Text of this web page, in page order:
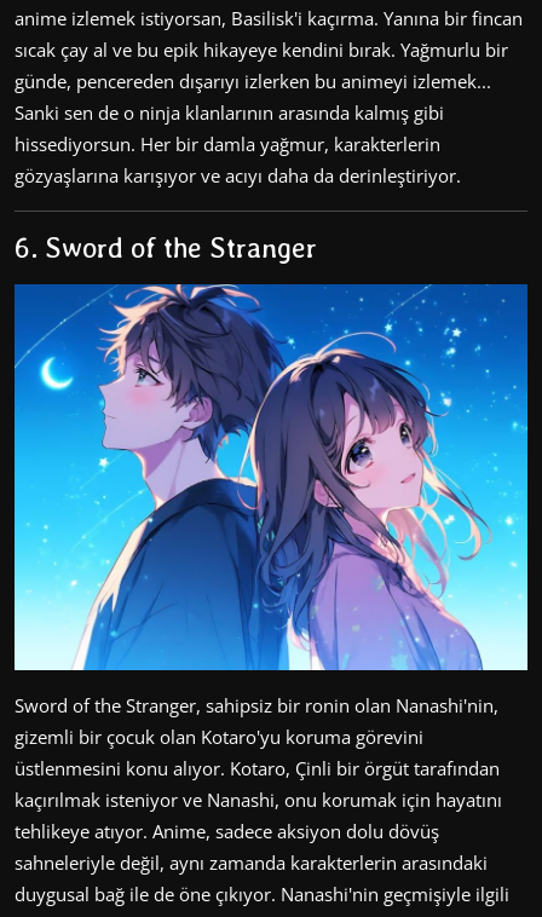
anime izlemek istiyorsan, Basilisk'i kaçırma. Yanına bir fincan
sıcak çay al ve bu epik hikayeye kendini bırak. Yağmurlu bir
günde, pencereden dışarıyı izlerken bu animeyi izlemek...
Sanki sen de o ninja klanlarının arasında kalmış gibi
hissediyorsun. Her bir damla yağmur, karakterlerin
gözyaşlarına karışıyor ve acıyı daha da derinleştiriyor.
6. Sword of the Stranger
Sword of the Stranger, sahipsiz bir ronin olan Nanashi'nin,
gizemli bir çocuk olan Kotaro'yu koruma görevini
üstlenmesini konu alıyor. Kotaro, Çinli bir örgüt tarafından
kaçırılmak isteniyor ve Nanashi, onu korumak için hayatını
tehlikeye atıyor. Anime, sadece aksiyon dolu dövüş
sahneleriyle değil, aynı zamanda karakterlerin arasındaki
duygusal bağ ile de öne çıkıyor. Nanashi'nin geçmişiyle ilgili